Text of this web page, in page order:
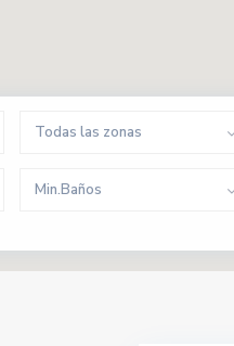
Todas las zonas
Min.Baños